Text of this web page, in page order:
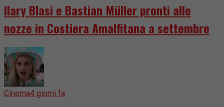
Ilary Blasi e Bastian Müller pronti alle
nozze in Costiera Amalfitana a settembre
Cinema4 giorni fa